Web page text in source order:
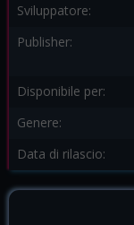
Sviluppatore:
Publisher:
Disponibile per:
Genere:
Data di rilascio: